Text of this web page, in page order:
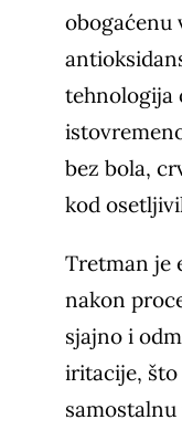
obogaćenu
tehnologija
bez bola,
kod
Tretman je
nakon
sjajno i
iritacije, što